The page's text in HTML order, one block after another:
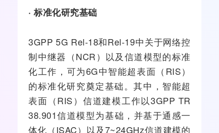
· 标准化研究基础
3GPP 5G Rel-18和Rel-19中关于网络控
制中继器 （NCR）以及信道模型的标准
化工作，可为6G中智能超表面（RIS）
的标准化研究奠定基础。其中，智能超
表面（RIS）信道建模工作以3GPP TR
38.901信道模型为基础，并基于通感一
体化（ISAC）以及7~24GHz信道建模的